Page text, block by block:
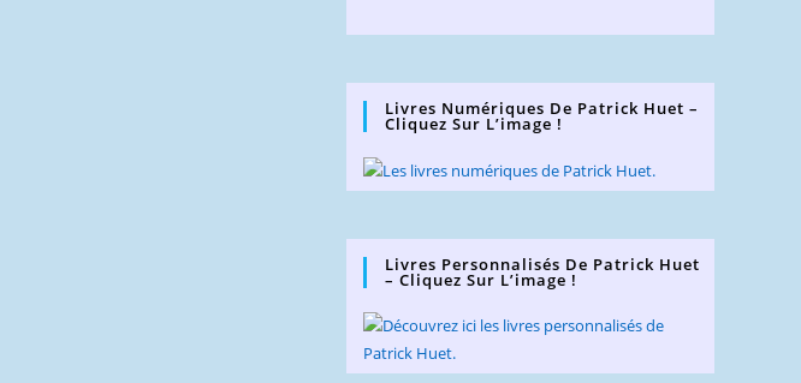
Livres Numériques De Patrick Huet –
Cliquez Sur L’image !
Livres Personnalisés De Patrick Huet
– Cliquez Sur L’image !